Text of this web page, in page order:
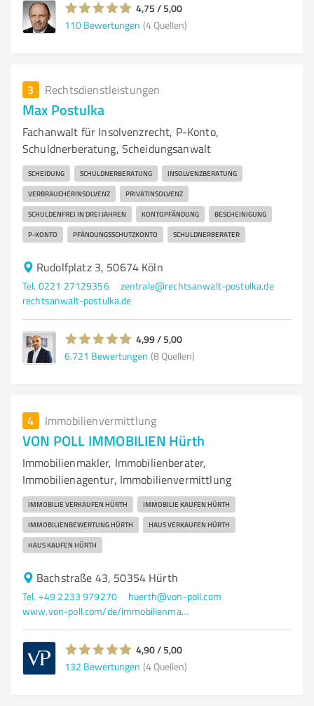
4,75 / 5,00
110 Bewertungen (4 Quellen)
3 Rechtsdienstleistungen
Max Postulka
Fachanwalt für Insolvenzrecht, P-Konto,
Schuldnerberatung, Scheidungsanwalt
SCHEIDUNG SCHULDNERBERATUNG INSOLVENZBERATUNG
VERBRAUCHERINSOLVENZ PRIVATINSOLVENZ
SCHULDENFREI IN DREI JAHREN KONTOPFÄNDUNG BESCHEINIGUNG
P-KONTO PFÄNDUNGSSCHUTZKONTO SCHULDNERBERATER
Rudolfplatz 3, 50674 Köln
Tel. 0221 27129356
zentrale@rechtsanwalt-postulka.de
rechtsanwalt-postulka.de
4,99 / 5,00
6.721 Bewertungen (8 Quellen)
4 Immobilienvermittlung
VON POLL IMMOBILIEN Hürth
Immobilienmakler, Immobilienberater,
Immobilienagentur, Immobilienvermittlung
IMMOBILIE VERKAUFEN HÜRTH IMMOBILIE KAUFEN HÜRTH
IMMOBILIENBEWERTUNG HÜRTH HAUS VERKAUFEN HÜRTH
HAUS KAUFEN HÜRTH
Bachstraße 43, 50354 Hürth
Tel. +49 2233 979270
huerth@von-poll.com
www.von-poll.com/de/immobilienmakler/huerth
4,90 / 5,00
132 Bewertungen (4 Quellen)